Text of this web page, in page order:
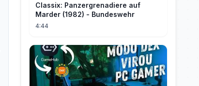
Classix: Panzergrenadiere auf
Marder (1982) - Bundeswehr
4:44